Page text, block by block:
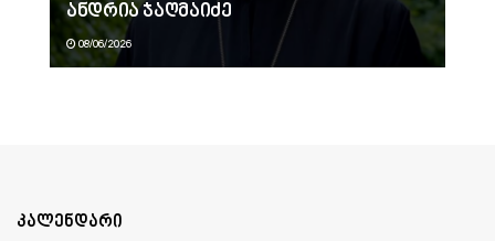
ანდრია ჯაღმაიძე
08/06/2026
კალენდარი